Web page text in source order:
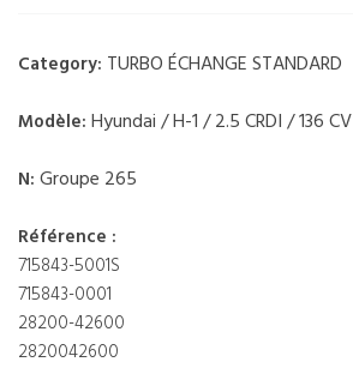
Category: TURBO ÉCHANGE STANDARD
Modèle: Hyundai / H-1 / 2.5 CRDI / 136 CV
N: Groupe 265
Référence :
715843-5001S
715843-0001
28200-42600
2820042600